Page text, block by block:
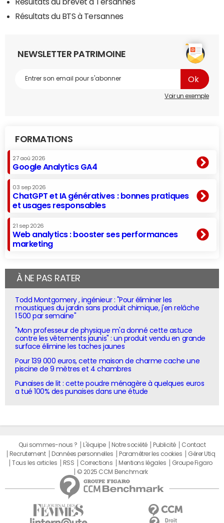
Résultats du BTS à Tersannes
NEWSLETTER PATRIMOINE
Voir un exemple
FORMATIONS
27 aoû 2026
Google Analytics GA4
03 sep 2026
ChatGPT et IA génératives : bonnes pratiques
et usages responsables
21 sep 2026
Web analytics : booster ses performances
marketing
À NE PAS RATER
Todd Montgomery , ingénieur : "Pour éliminer les
moustiques du jardin sans produit chimique, j'en relâche
1 500 par semaine"
"Mon professeur de physique m'a donné cette astuce
contre les vêtements jaunis" : un produit vendu en grande
surface élimine les taches jaunes
Pour 139 000 euros, cette maison de charme cache une
piscine de 9 mètres et 4 chambres
Punaises de lit : cette poudre ménagère à quelques euros
a tué 100% des punaises dans une étude
Qui sommes-nous ? L'équipe Notre société Publicité
Contact
Recrutement
Données personnelles Paramétrer les cookies
Gérer Utiq
Tous les articles
RSS Corrections Mentions légales
Groupe Figaro
© 2025 CCM Benchmark